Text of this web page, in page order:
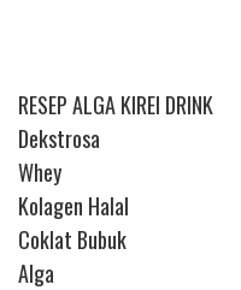
RESEP ALGA KIREI DRINK
Dekstrosa
Whey
Kolagen Halal
Coklat Bubuk
Alga